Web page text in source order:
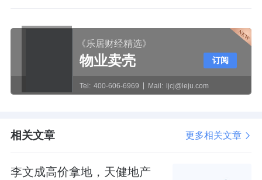
《乐居财经精选》
物业卖壳
Tel: 400-606-6969 Mail: ljcj@leju.com
订阅
相关文章 更多相关文章
李文成高价拿地，天健地产